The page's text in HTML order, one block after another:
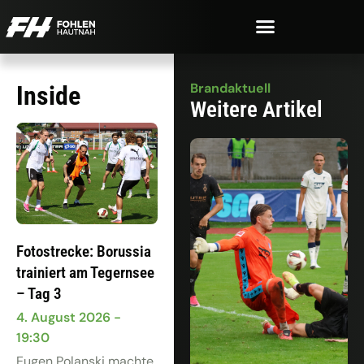
Inside
Fotostrecke: Borussia
trainiert am Tegernsee
– Tag 3
4. August 2026
19:30
Brandaktuell
Weitere Artikel